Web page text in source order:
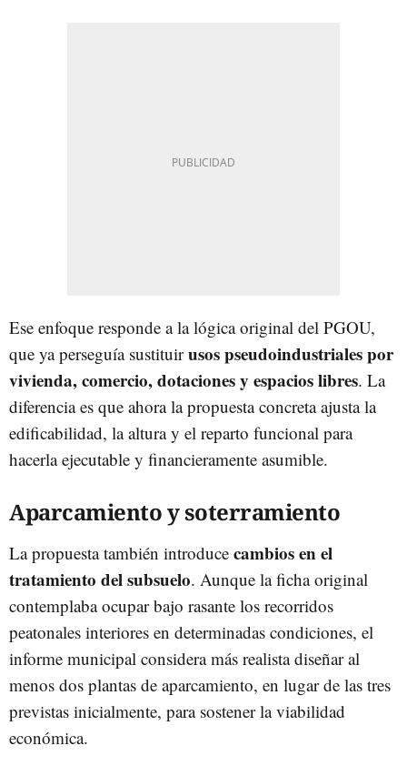
Ese enfoque responde a la lógica original del PGOU,
que ya perseguía sustituirusos pseudoindustriales por
vivienda, comercio, dotaciones y espacios libres. La
diferencia es que ahora la propuesta concreta ajusta la
edificabilidad, la altura y el reparto funcional para
hacerla ejecutable y financieramente asumible.
Aparcamiento y soterramiento
La propuesta también introduce cambios en el
tratamiento del subsuelo. Aunque la ficha original
contemplaba ocupar bajo rasante los recorridos
peatonales interiores en determinadas condiciones, el
informe municipal considera más realista diseñar al
menos dos plantas de aparcamiento, en lugar de las tres
previstas inicialmente, para sostener la viabilidad
económica.